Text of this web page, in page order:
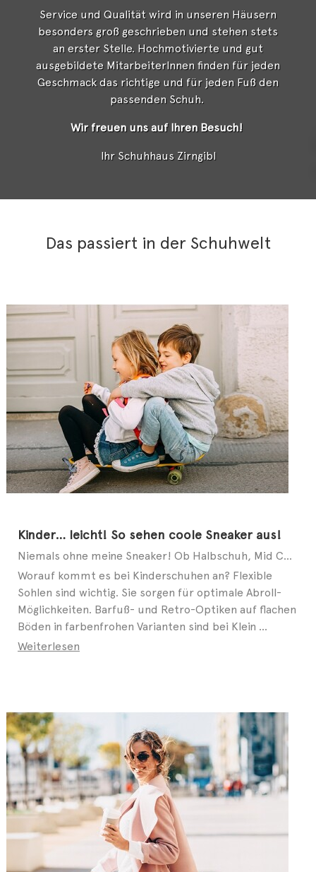
Service und Qualität wird in unseren Häusern
besonders groß geschrieben und stehen stets
an erster Stelle. Hochmotivierte und gut
ausgebildete MitarbeiterInnen finden für jeden
Geschmack das richtige und für jeden Fuß den
passenden Schuh.
Wir freuen uns auf Ihren Besuch!
Ihr Schuhhaus Zirngibl
Das passiert in der Schuhwelt
Kinder… leicht! So sehen coole Sneaker aus!
Niemals ohne meine Sneaker! Ob Halbschuh, Mid Cut oder Slip-on – auch bei modebewussten Kids geht ...
Worauf kommt es bei Kinderschuhen an? Flexible
Sohlen sind wichtig. Sie sorgen für optimale Abroll-
Möglichkeiten. Barfuß- und Retro-Optiken auf flachen
Böden in farbenfrohen Varianten sind bei Klein ...
Weiterlesen